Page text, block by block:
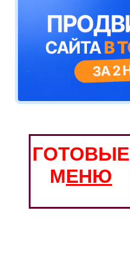
ГОТОВЫЕ
МЕНЮ